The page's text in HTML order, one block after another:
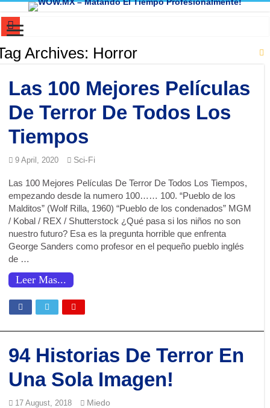
Mi cerebro resolvió un problema que yo ya había abandonado. ¿Y el tuyo?
100 Cosas Que Eran Normales (1980-2005) y Hoy Parecen Absurdas
El Primer THERIAN de la Historia…..No lo vas a creer!
El Lenguaje de nuestra Cocina: ¿Huevos o Blanquillos?
🎧 Huevos con aceite : cómo Chihuahua aprendió inglés… sin saber inglés
Mitología Vs. Ciencia : ¿Es real que alguien pueda “ver” con las manos, la
La base de tu botella de refresco: La disputa legal que lo cambió todo
El Espectro del Héroe Invisible: Cuando la Esperanza Nace de la Nada
El Secreto de la Conciencia: Cuando los Recuerdos Pertenecen a Otros
¿El inglés tiene un lado oscuro? La trampa de los homógrafos 🤯
El Gran Secreto de Buscaminas: Por Qué el Juego Te Deja Ganar……al
¡¿PNL? No es lo que crees! Desmitificando el truco mental del que todos
2025: Un Año de Efervescencia Innovadora
Domina tus Emociones: Los Secretos Estoicos para la Paz Interior en el
34 Trucos de Manipulación Inmorales Expuestos: Ejemplos Detallados y
Archives: Horror
Las 100 Mejores Películas
De Terror De Todos Los
Tiempos
9 April, 2020 Sci-Fi
Las 100 Mejores Películas De Terror De Todos Los Tiempos,
empezando desde la numero 100…… 100. “Pueblo de los
Malditos” (Wolf Rilla, 1960) “Pueblo de los condenados” MGM
/ Kobal / REX / Shutterstock ¿Qué pasa si los niños no son
nuestro futuro? Esa es la pregunta horrible que enfrenta
George Sanders como profesor en el pequeño pueblo inglés
de …
Leer Mas...
94 Historias De Terror En
Una Sola Imagen!
17 August, 2018 Miedo